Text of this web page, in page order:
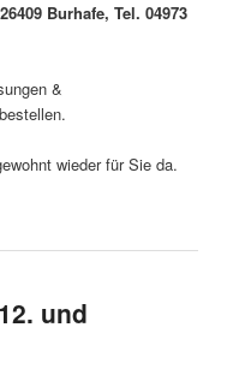
26409 Burhafe, Tel. 04973
&
wieder für Sie da.
und